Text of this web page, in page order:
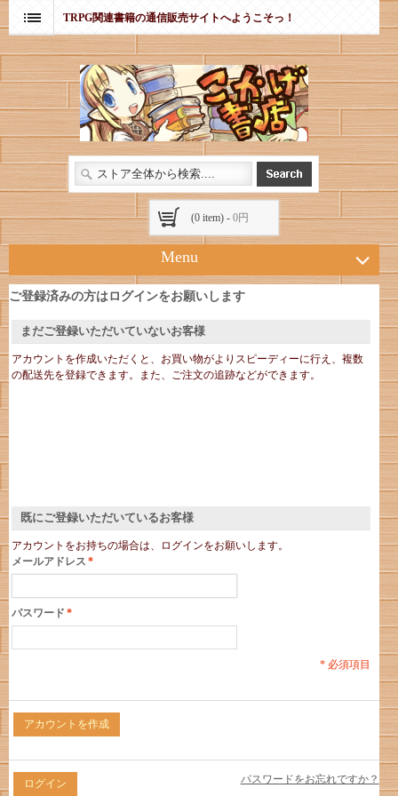
TRPG関連書籍の通信販売サイトへようこそっ！
(0 item) -0円
Menu
ご登録済みの方はログインをお願いします
まだご登録いただいていないお客様
アカウントを作成いただくと、お買い物がよりスピーディーに行え、複数
の配送先を登録できます。また、ご注文の追跡などができます。
既にご登録いただいているお客様
アカウントをお持ちの場合は、ログインをお願いします。
*
メールアドレス
*
パスワード
* 必須項目
アカウントを作成
パスワードをお忘れですか？
ログイン